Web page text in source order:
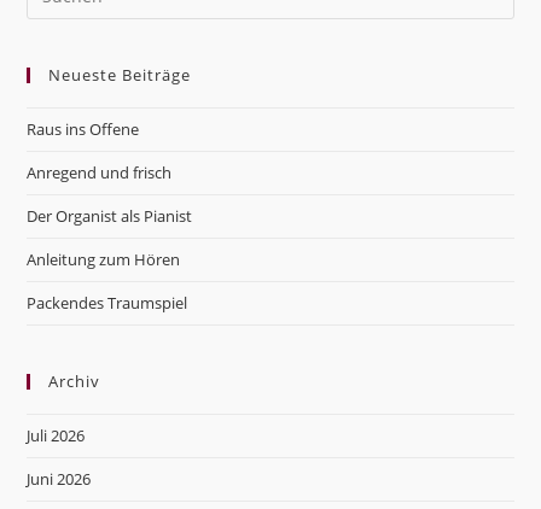
Neueste Beiträge
Raus ins Offene
Anregend und frisch
Der Organist als Pianist
Anleitung zum Hören
Packendes Traumspiel
Archiv
Juli 2026
Juni 2026